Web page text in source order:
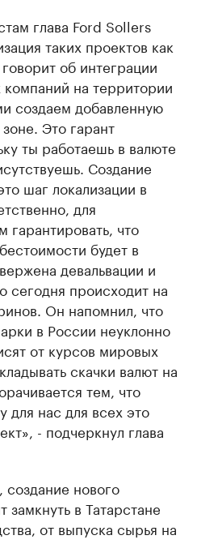
глава Ford Sollers
таких проектов как
об интеграции
на территории
создаем добавленную
Это гарант
ты работаешь в валюте
Создание
шаг локализации в
для
что
будет в
девальвации и
сегодня происходит на
Он напомнил, что
в России неуклонно
от курсов мировых
скачки валют на
тем, что
для нас для всех это
- подчеркнул глава
нового
замкнуть в Татарстане
от выпуска сырья на